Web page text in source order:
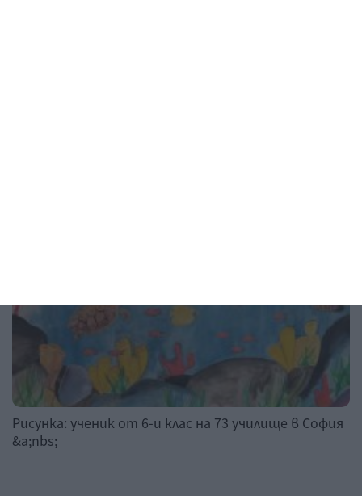
Рисунка: ученик от 6-и клас на 73 училище в София
&a;nbs;